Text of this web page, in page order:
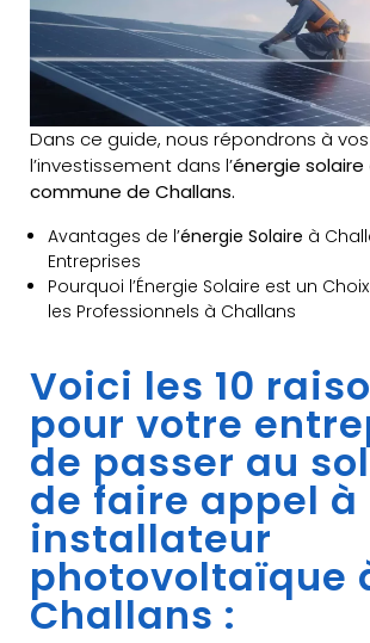
Dans ce guide, nous répondrons à
l’investissement dans l’énergie solaire
commune de Challans.
Avantages de l’énergie Solaire à
Entreprises
Pourquoi l’Énergie Solaire est un
les Professionnels à Challans
Voici les 10
pour votre
de passer au
de faire appel à
installateur
photovoltaïque
Challans :